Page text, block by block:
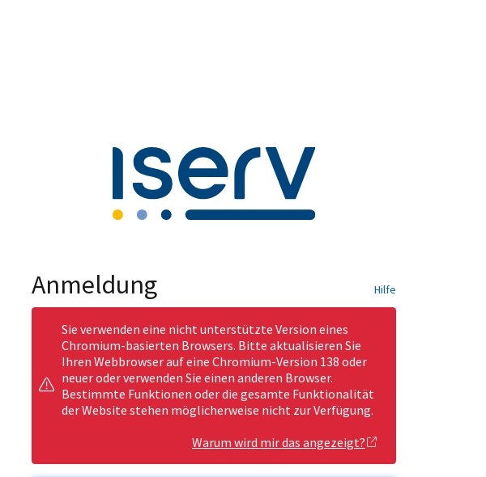
Anmeldung Hilfe
Sie verwenden eine nicht unterstützte Version eines
Chromium-basierten Browsers. Bitte aktualisieren Sie
Ihren Webbrowser auf eine Chromium-Version 138 oder
neuer oder verwenden Sie einen anderen Browser.
Bestimmte Funktionen oder die gesamte Funktionalität
der Website stehen möglicherweise nicht zur Verfügung.
Warum wird mir das angezeigt?